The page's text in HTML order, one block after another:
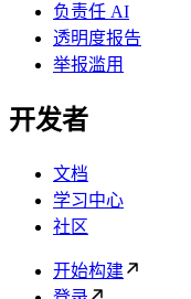
负责任 AI
透明度报告
举报滥用
开发者
文档
学习中心
社区
开始构建